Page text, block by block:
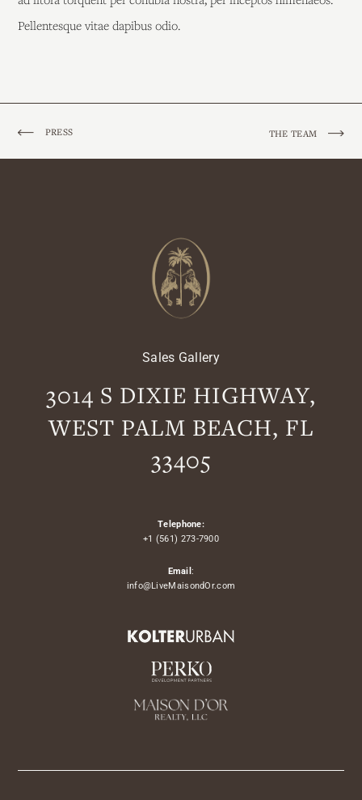
Pellentesque vitae dapibus odio.
PRESS THE TEAM
Sales Gallery
3014 S DIXIE HIGHWAY,
WEST PALM BEACH, FL
33405
Telephone:
+1 (561) 273-7900
Email:
info@LiveMaisondOr.com